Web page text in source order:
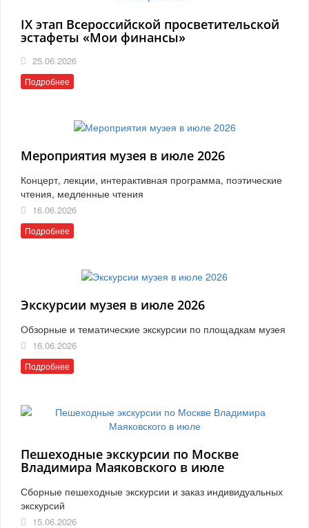
IX этап Всероссийской просветительской
эстафеты «Мои финансы»
25.06.2026
Подробнее
Мероприятия музея в июле 2026
Концерт, лекции, интерактивная программа, поэтические
чтения, медленные чтения
16.06.2026
Подробнее
Экскурсии музея в июле 2026
Обзорные и тематические экскурсии по площадкам музея
16.06.2026
Подробнее
Пешеходные экскурсии по Москве
Владимира Маяковского в июле
Сборные пешеходные экскурсии и заказ индивидуальных
экскурсий
15.06.2026